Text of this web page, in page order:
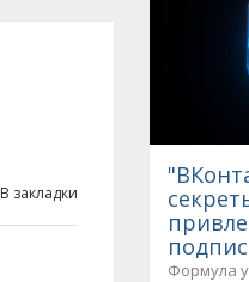
В закладки
Формула